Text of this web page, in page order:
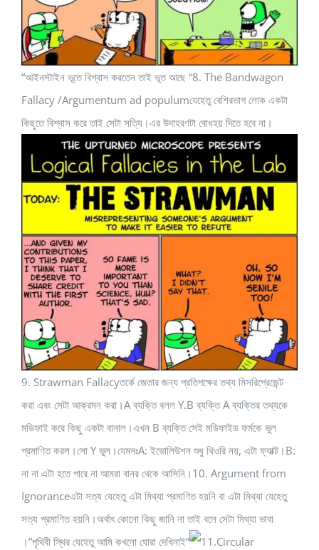
“আইনস্টাইন ভূতে বিশ্বাস করতেন তাই ভূত আছে “8. The Bandwagon
Fallacy /Argumentum ad populumযেহেতু বেশিরভাগ লোক একটা
কিছুতে বিশ্বাস করে তাই সেটা সত্যি।এর উদাহরণটা বোধহয় দিতে হবে না।
9. Strawman Fallacyতর্কে জেতার জন্য প্রতিপক্ষের তথ্য মিসরিপ্রেজেন্ট
করা এবং সেটা আক্রমন করা।A ব্যক্তি বলল Y.B ব্যক্তি A ব্যক্তির তথ্যকে
মডিফাই করে কিছু একটা বানাল।এখন B ব্যক্তি সেই মডিফাইড ফর্মকে ভুল
প্রমাণিত করল।সো Y ভুল।যেমনঃA: ইভোলিউশন শুধু থিওরি নয়, এটা ফ্যাক্ট।B:
না না এটা হতে পারে না আমরা বানর থেকে আসিনি।10. Argument from
Ignoranceএটা সত্য যেহেতু এটা মিথ্যা প্রমাণিত হয়নি বা এটা মিথ্যা যেহেতু
সত্য প্রমাণিত হয়নি।অর্থাৎ কোনো কিছু জানি না তাই বলে সেটা মিথ্যা ভাবা
।”পৃথিবী স্থির যেহেতু আমি কখনো ঘোরা দেখিনাই”
11.Circular